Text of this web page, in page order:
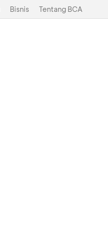
Bisnis Tentang BCA